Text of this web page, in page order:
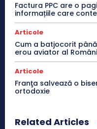
Factura PPC are o
informațiile care
Articole
Cum a batjocorit
erou aviator al
Articole
Franţa salvează o
ortodoxie
Related Articles